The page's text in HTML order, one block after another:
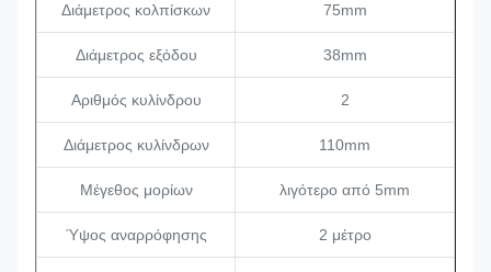
Διάμετρος κολπίσκων 75mm
Διάμετρος εξόδου 38mm
Αριθμός κυλίνδρου 2
Διάμετρος κυλίνδρων 110mm
Μέγεθος μορίων λιγότερο από 5mm
Ύψος αναρρόφησης 2 μέτρο